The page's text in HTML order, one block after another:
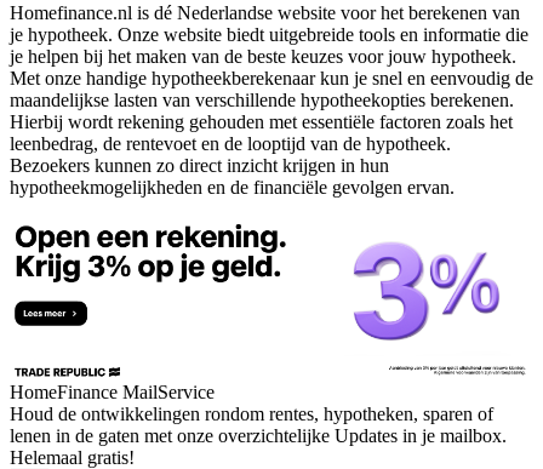
Homefinance.nl is dé Nederlandse website voor het berekenen van
je hypotheek. Onze website biedt uitgebreide tools en informatie die
je helpen bij het maken van de beste keuzes voor jouw hypotheek.
Met onze handige hypotheekberekenaar kun je snel en eenvoudig de
maandelijkse lasten van verschillende hypotheekopties berekenen.
Hierbij wordt rekening gehouden met essentiële factoren zoals het
leenbedrag, de rentevoet en de looptijd van de hypotheek.
Bezoekers kunnen zo direct inzicht krijgen in hun
hypotheekmogelijkheden en de financiële gevolgen ervan.
HomeFinance MailService
Houd de ontwikkelingen rondom rentes, hypotheken, sparen of
lenen in de gaten met onze overzichtelijke Updates in je mailbox.
Helemaal gratis!